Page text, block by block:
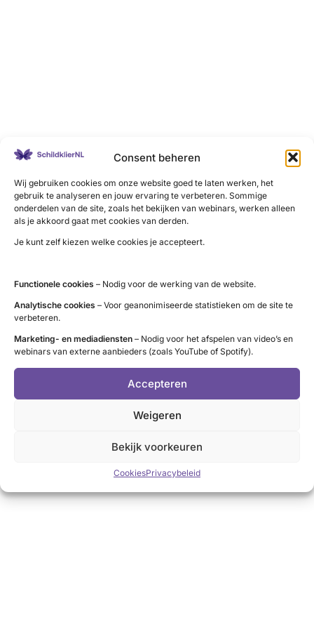
Consent beheren
Wij gebruiken cookies om onze website goed te laten werken, het
gebruik te analyseren en jouw ervaring te verbeteren. Sommige
onderdelen van de site, zoals het bekijken van webinars, werken alleen
als je akkoord gaat met cookies van derden.
Je kunt zelf kiezen welke cookies je accepteert.
Functionele cookies – Nodig voor de werking van de website.
Analytische cookies – Voor geanonimiseerde statistieken om de site te
verbeteren.
Marketing- en mediadiensten – Nodig voor het afspelen van video’s en
webinars van externe aanbieders (zoals YouTube of Spotify).
Accepteren
Weigeren
Bekijk voorkeuren
CookiesPrivacybeleid